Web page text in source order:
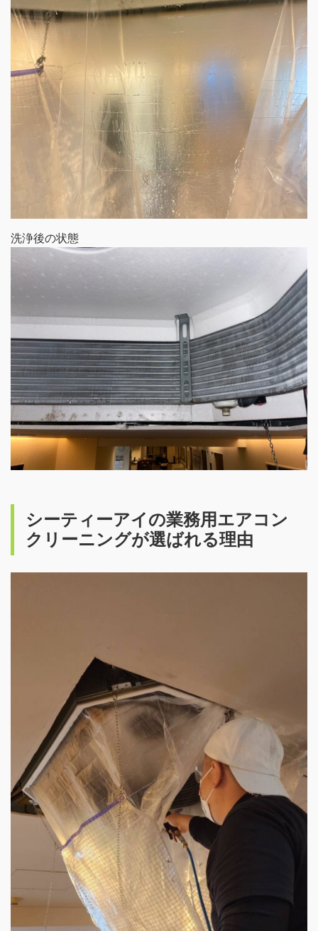
洗浄後の状態
シーティーアイの業務用エアコン
クリーニングが選ばれる理由